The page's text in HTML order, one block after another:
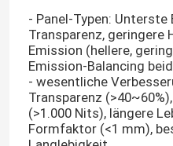
- Panel-Typen: Unterste
Transparenz, geringere
Emission (hellere,
Emission-Balancing
- wesentliche
Transparenz
(>1.000 Nits), längere
Formfaktor (<1 mm),